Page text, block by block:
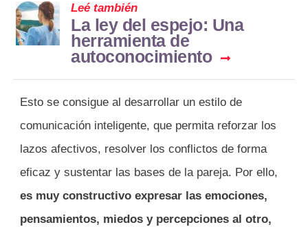
Leé también
La ley del espejo: Una
herramienta de
autoconocimiento
Esto se consigue al desarrollar un estilo de
comunicación inteligente, que permita reforzar los
lazos afectivos, resolver los conflictos de forma
eficaz y sustentar las bases de la pareja. Por ello,
es muy constructivo expresar las emociones,
pensamientos, miedos y percepciones al otro,